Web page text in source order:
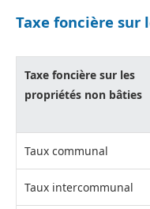
Taxe foncière sur
Taxe foncière sur les
propriétés non bâties
Taux communal
Taux intercommunal